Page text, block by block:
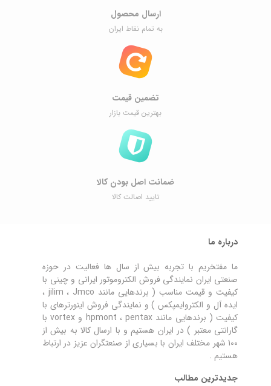
ارسال محصول
به تمام نقاط ایران
تضمین قیمت
بهترین قیمت بازار
ضمانت اصل ‌بودن کالا
تایید اصالت کالا
درباره ما
ما مفتخریم با تجربه بیش از سال ها فعالیت در حوزه
صنعتی ایران نمایندگی فروش الکتروموتور ایرانی و چینی با
کیفیت و قیمت مناسب ( برندهایی مانند jilim ، Jmco ،
ایده آل و الکتروایمپکس ) و نمایندگی فروش اینورترهای با
کیفیت ( برندهایی مانند hpmont ، pentax و vortex با
گارانتی معتبر ) در ایران هستیم و با ارسال کالا به بیش از
100 شهر مختلف ایران با بسیاری از صنعتگران عزیز در ارتباط
هستیم .
جدیدترین مطالب